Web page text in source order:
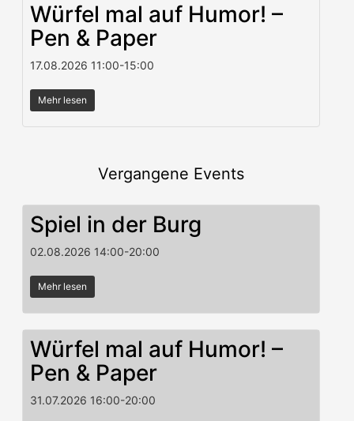
Würfel mal auf Humor! –
Pen & Paper
17.08.2026 11:00-15:00
Mehr lesen
Vergangene Events
Spiel in der Burg
02.08.2026 14:00-20:00
Mehr lesen
Würfel mal auf Humor! –
Pen & Paper
31.07.2026 16:00-20:00